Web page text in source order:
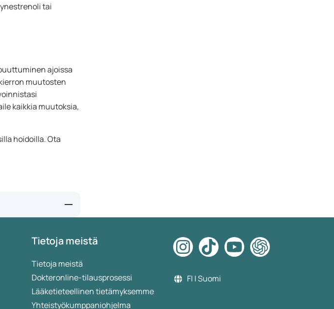
tai
ajoissa
muutosten
kaikkia muutoksia,
hoidoilla. Ota
Tietoja meistä
Tietoja meistä
Dokteronline-tilausprosessi
Lääketieteellinen tietämyksemme
Yhteistyökumppaniohjelma
FI | Suomi